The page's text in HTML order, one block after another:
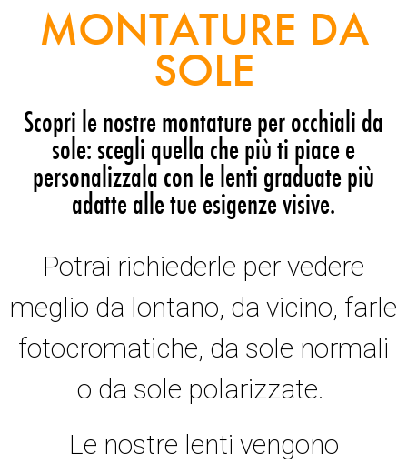
MONTATURE DA
SOLE
Scopri le nostre montature per occhiali da
sole: scegli quella che più ti piace e
personalizzala con le lenti graduate più
adatte alle tue esigenze visive.
Potrai richiederle per vedere
meglio da lontano, da vicino, farle
fotocromatiche, da sole normali
o da sole polarizzate.
Le nostre lenti vengono